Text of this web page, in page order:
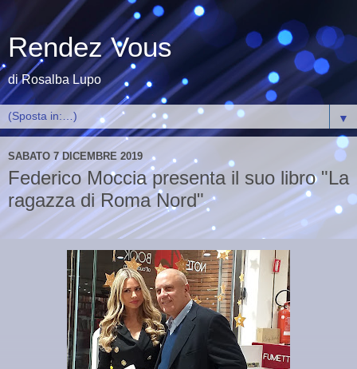
Rendez Vous
di Rosalba Lupo
▼
SABATO 7 DICEMBRE 2019
Federico Moccia presenta il suo libro "La
ragazza di Roma Nord"